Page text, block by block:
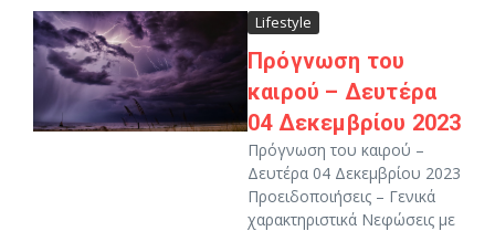
Lifestyle
Πρόγνωση του
καιρού – Δευτέρα
04 Δεκεμβρίου 2023
Πρόγνωση του καιρού –
Δευτέρα 04 Δεκεμβρίου 2023
Προειδοποιήσεις – Γενικά
χαρακτηριστικά Νεφώσεις με